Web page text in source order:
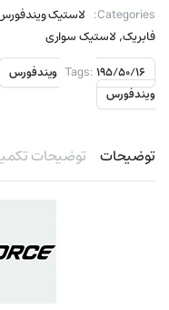
Categories: لاستیک
فابریک, لاستیک سواری
Tags: ۱۹۵/۵۰/۱۶ ویندفورس
ویندفورس
توضیحات توضیحات